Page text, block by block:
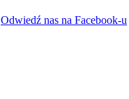
Odwiedź nas na Facebook-u